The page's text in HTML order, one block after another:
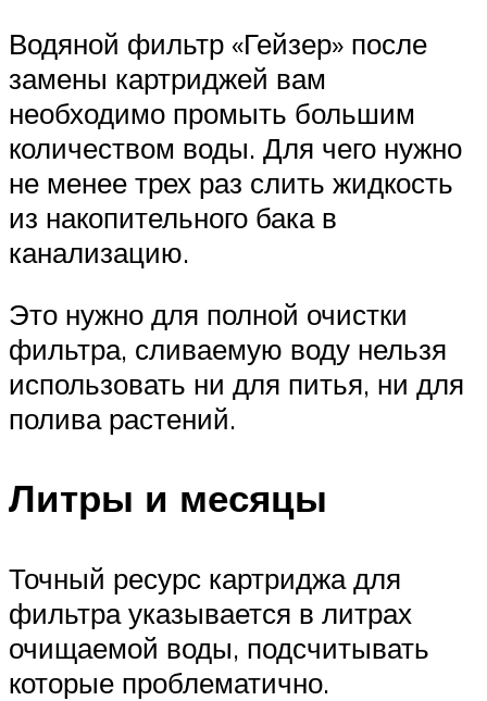
Водяной фильтр «Гейзер» после
замены картриджей вам
необходимо промыть большим
количеством воды. Для чего нужно
не менее трех раз слить жидкость
из накопительного бака в
канализацию.
Это нужно для полной очистки
фильтра, сливаемую воду нельзя
использовать ни для питья, ни для
полива растений.
Литры и месяцы
Точный ресурс картриджа для
фильтра указывается в литрах
очищаемой воды, подсчитывать
которые проблематично.